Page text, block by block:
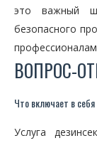
это важный
безопасного
ВОПРОС-
Что включает в
Услуга